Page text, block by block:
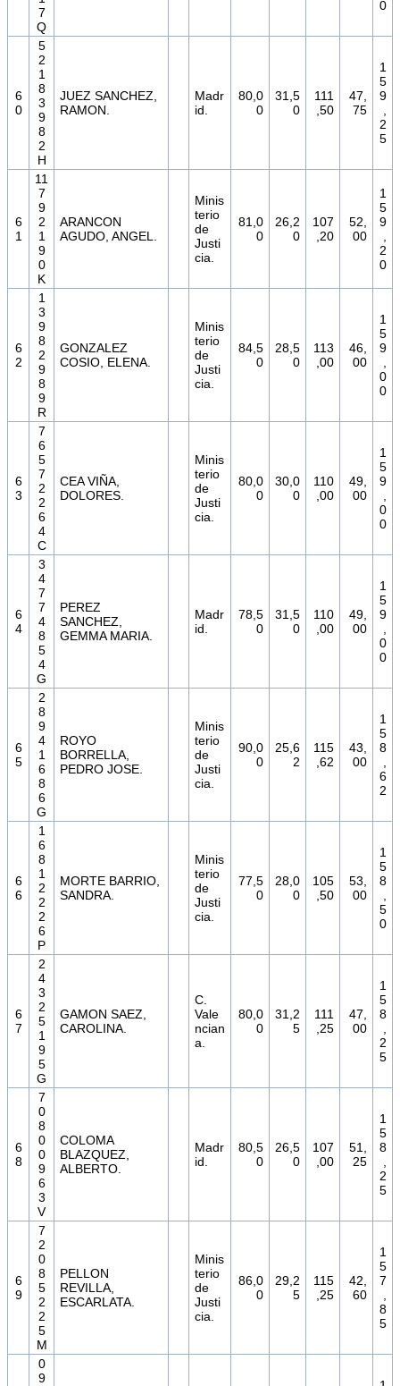
7
Q
0
6
0
5
2
1
8
3
9
8
2
H
JUEZ SANCHEZ,
RAMON.
Madr
id.
80,0
0
31,5
0
111
,50
47,
75
1
5
9
2
5
6
1
11
7
9
2
1
9
0
K
ARANCON
AGUDO, ANGEL.
Minis
terio
de
Justi
cia.
81,0
0
26,2
0
107
,20
52,
00
1
5
9
2
0
6
2
1
3
9
8
2
9
8
9
R
GONZALEZ
COSIO, ELENA.
Minis
terio
de
Justi
cia.
84,5
0
28,5
0
113
,00
46,
00
1
5
9
0
0
6
3
7
6
5
7
2
2
6
4
C
CEA VIÑA,
DOLORES.
Minis
terio
de
Justi
cia.
80,0
0
30,0
0
110
,00
49,
00
1
5
9
0
0
6
4
3
4
7
7
4
8
5
4
G
PEREZ
SANCHEZ,
GEMMA MARIA.
Madr
id.
78,5
0
31,5
0
110
,00
49,
00
1
5
9
0
0
6
5
2
8
9
4
1
6
8
6
G
ROYO
BORRELLA,
PEDRO JOSE.
Minis
terio
de
Justi
cia.
90,0
0
25,6
2
115
,62
43,
00
1
5
8
6
2
6
6
1
6
8
1
2
2
2
6
P
MORTE BARRIO,
SANDRA.
Minis
terio
de
Justi
cia.
77,5
0
28,0
0
105
,50
53,
00
1
5
8
5
0
6
7
2
4
3
2
5
1
9
5
G
GAMON SAEZ,
CAROLINA.
C.
Vale
ncian
a.
80,0
0
31,2
5
111
,25
47,
00
1
5
8
2
5
6
8
7
0
8
0
0
9
6
3
V
COLOMA
BLAZQUEZ,
ALBERTO.
Madr
id.
80,5
0
26,5
0
107
,00
51,
25
1
5
8
2
5
6
9
7
2
0
8
5
2
2
5
M
PELLON
REVILLA,
ESCARLATA.
Minis
terio
de
Justi
cia.
86,0
0
29,2
5
115
,25
42,
60
1
5
7
8
5
0
9